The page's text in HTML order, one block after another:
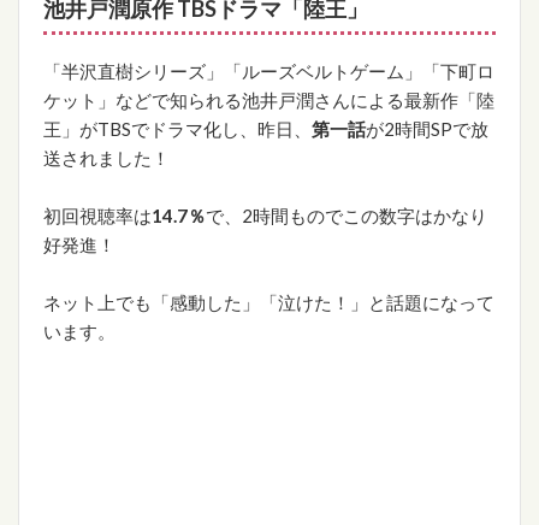
池井戸潤原作 TBSドラマ「陸王」
「半沢直樹シリーズ」「ルーズベルトゲーム」「下町ロ
ケット」などで知られる池井戸潤さんによる最新作「陸
王」がTBSでドラマ化し、昨日、 第一話が2時間SPで放
送されました！
初回視聴率は14.7％で、2時間ものでこの数字はかなり
好発進！
ネット上でも「感動した」「泣けた！」と話題になって
います。